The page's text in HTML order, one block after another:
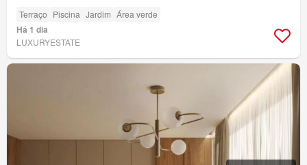
Terraço Piscina Jardim Área verde
Há 1 dia
LUXURYESTATE